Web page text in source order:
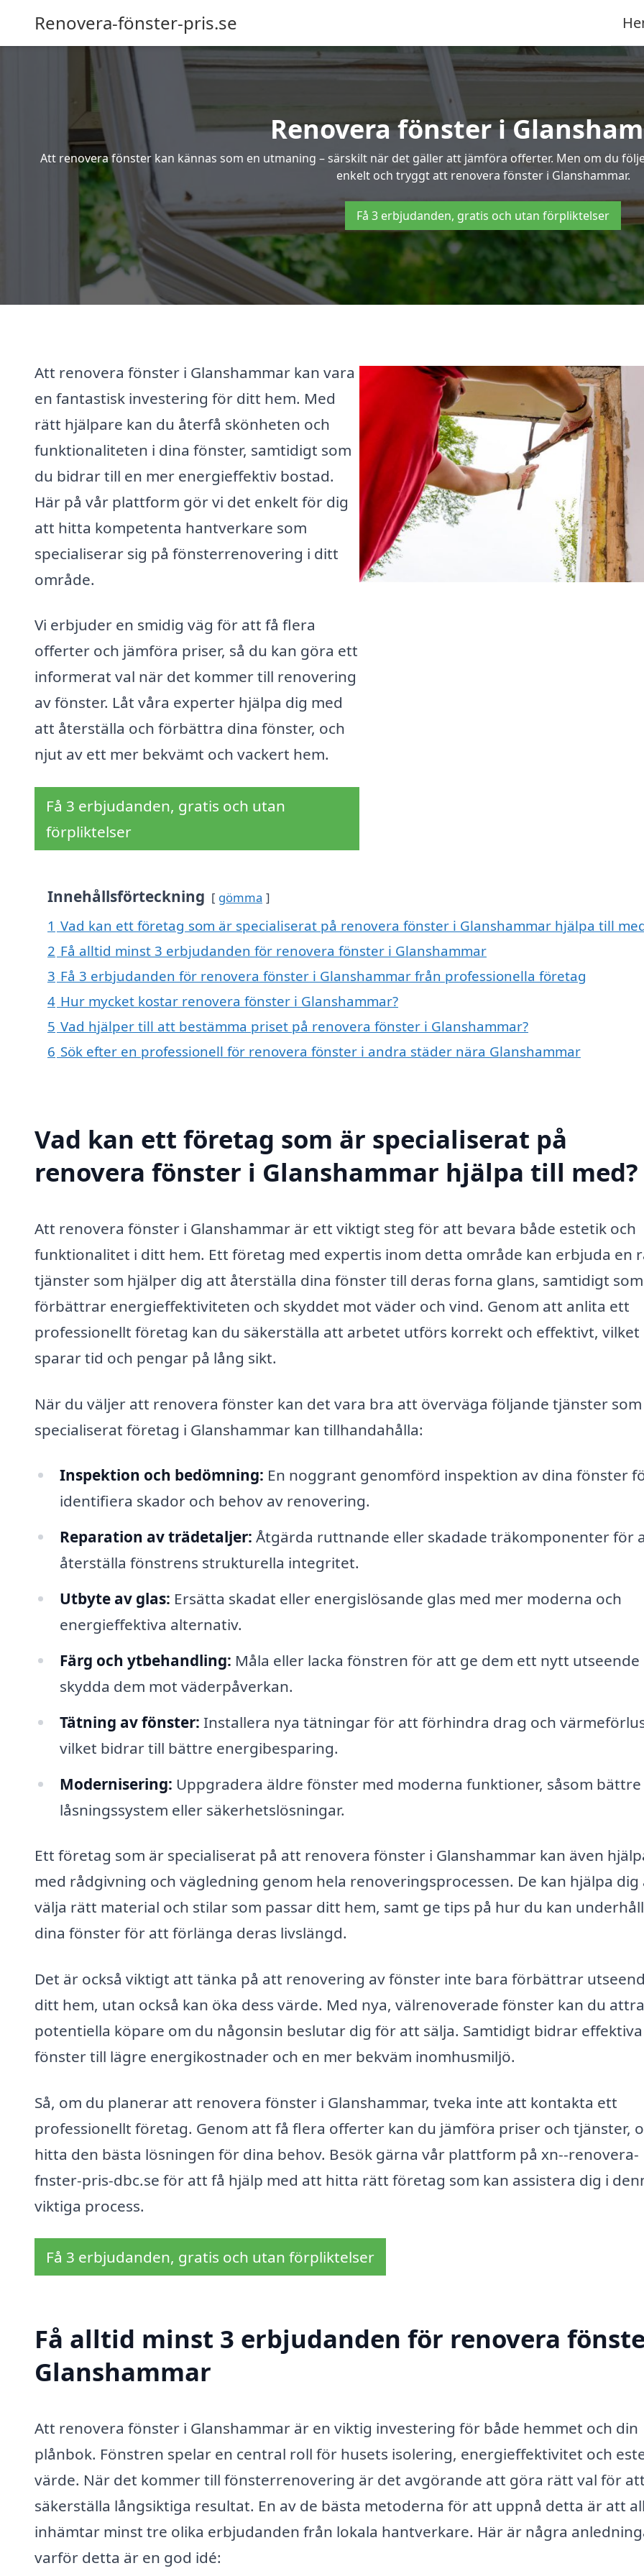
Renovera-fönster-pris.se
Renovera fönster i
Att renovera fönster kan kännas som en utmaning – särskilt när det gäller att jämföra offerter. Men om du
enkelt och tryggt att renovera fönster i Glanshammar.
Få 3 erbjudanden, gratis och utan förpliktelser
Att renovera fönster i Glanshammar kan vara
en fantastisk investering för ditt hem. Med
rätt hjälpare kan du återfå skönheten och
funktionaliteten i dina fönster, samtidigt som
du bidrar till en mer energieffektiv bostad.
Här på vår plattform gör vi det enkelt för dig
att hitta kompetenta hantverkare som
specialiserar sig på fönsterrenovering i ditt
område.
Vi erbjuder en smidig väg för att få flera
offerter och jämföra priser, så du kan göra ett
informerat val när det kommer till renovering
av fönster. Låt våra experter hjälpa dig med
att återställa och förbättra dina fönster, och
njut av ett mer bekvämt och vackert hem.
Få 3 erbjudanden, gratis och utan
förpliktelser
Innehållsförteckning gömma
1 Vad kan ett företag som är specialiserat på renovera fönster i Glanshammar hjälpa till
2 Få alltid minst 3 erbjudanden för renovera fönster i Glanshammar
3 Få 3 erbjudanden för renovera fönster i Glanshammar från professionella företag
4 Hur mycket kostar renovera fönster i Glanshammar?
5 Vad hjälper till att bestämma priset på renovera fönster i Glanshammar?
6 Sök efter en professionell för renovera fönster i andra städer nära Glanshammar
Vad kan ett företag som är specialiserat på
renovera fönster i Glanshammar hjälpa till med?
Att renovera fönster i Glanshammar är ett viktigt steg för att bevara både estetik och
funktionalitet i ditt hem. Ett företag med expertis inom detta område kan erbjuda en
tjänster som hjälper dig att återställa dina fönster till deras forna glans, samtidigt
förbättrar energieffektiviteten och skyddet mot väder och vind. Genom att anlita ett
professionellt företag kan du säkerställa att arbetet utförs korrekt och effektivt, vilket
sparar tid och pengar på lång sikt.
När du väljer att renovera fönster kan det vara bra att överväga följande tjänster
specialiserat företag i Glanshammar kan tillhandahålla:
Inspektion och bedömning: En noggrant genomförd inspektion av dina fönster
identifiera skador och behov av renovering.
Reparation av trädetaljer: Åtgärda ruttnande eller skadade träkomponenter för
återställa fönstrens strukturella integritet.
Utbyte av glas: Ersätta skadat eller energislösande glas med mer moderna och
energieffektiva alternativ.
Färg och ytbehandling: Måla eller lacka fönstren för att ge dem ett nytt utseende
skydda dem mot väderpåverkan.
Tätning av fönster: Installera nya tätningar för att förhindra drag och
vilket bidrar till bättre energibesparing.
Modernisering: Uppgradera äldre fönster med moderna funktioner, såsom bättre
låsningssystem eller säkerhetslösningar.
Ett företag som är specialiserat på att renovera fönster i Glanshammar kan även
med rådgivning och vägledning genom hela renoveringsprocessen. De kan hjälpa
välja rätt material och stilar som passar ditt hem, samt ge tips på hur du kan
dina fönster för att förlänga deras livslängd.
Det är också viktigt att tänka på att renovering av fönster inte bara förbättrar
ditt hem, utan också kan öka dess värde. Med nya, välrenoverade fönster kan du
potentiella köpare om du någonsin beslutar dig för att sälja. Samtidigt bidrar effektiva
fönster till lägre energikostnader och en mer bekväm inomhusmiljö.
Så, om du planerar att renovera fönster i Glanshammar, tveka inte att kontakta ett
professionellt företag. Genom att få flera offerter kan du jämföra priser och tjänster,
hitta den bästa lösningen för dina behov. Besök gärna vår plattform på xn--renovera-
fnster-pris-dbc.se för att få hjälp med att hitta rätt företag som kan assistera dig i
viktiga process.
Få 3 erbjudanden, gratis och utan förpliktelser
Få alltid minst 3 erbjudanden för renovera
Glanshammar
Att renovera fönster i Glanshammar är en viktig investering för både hemmet och din
plånbok. Fönstren spelar en central roll för husets isolering, energieffektivitet och
värde. När det kommer till fönsterrenovering är det avgörande att göra rätt val för
säkerställa långsiktiga resultat. En av de bästa metoderna för att uppnå detta är att
inhämtar minst tre olika erbjudanden från lokala hantverkare. Här är några
varför detta är en god idé: